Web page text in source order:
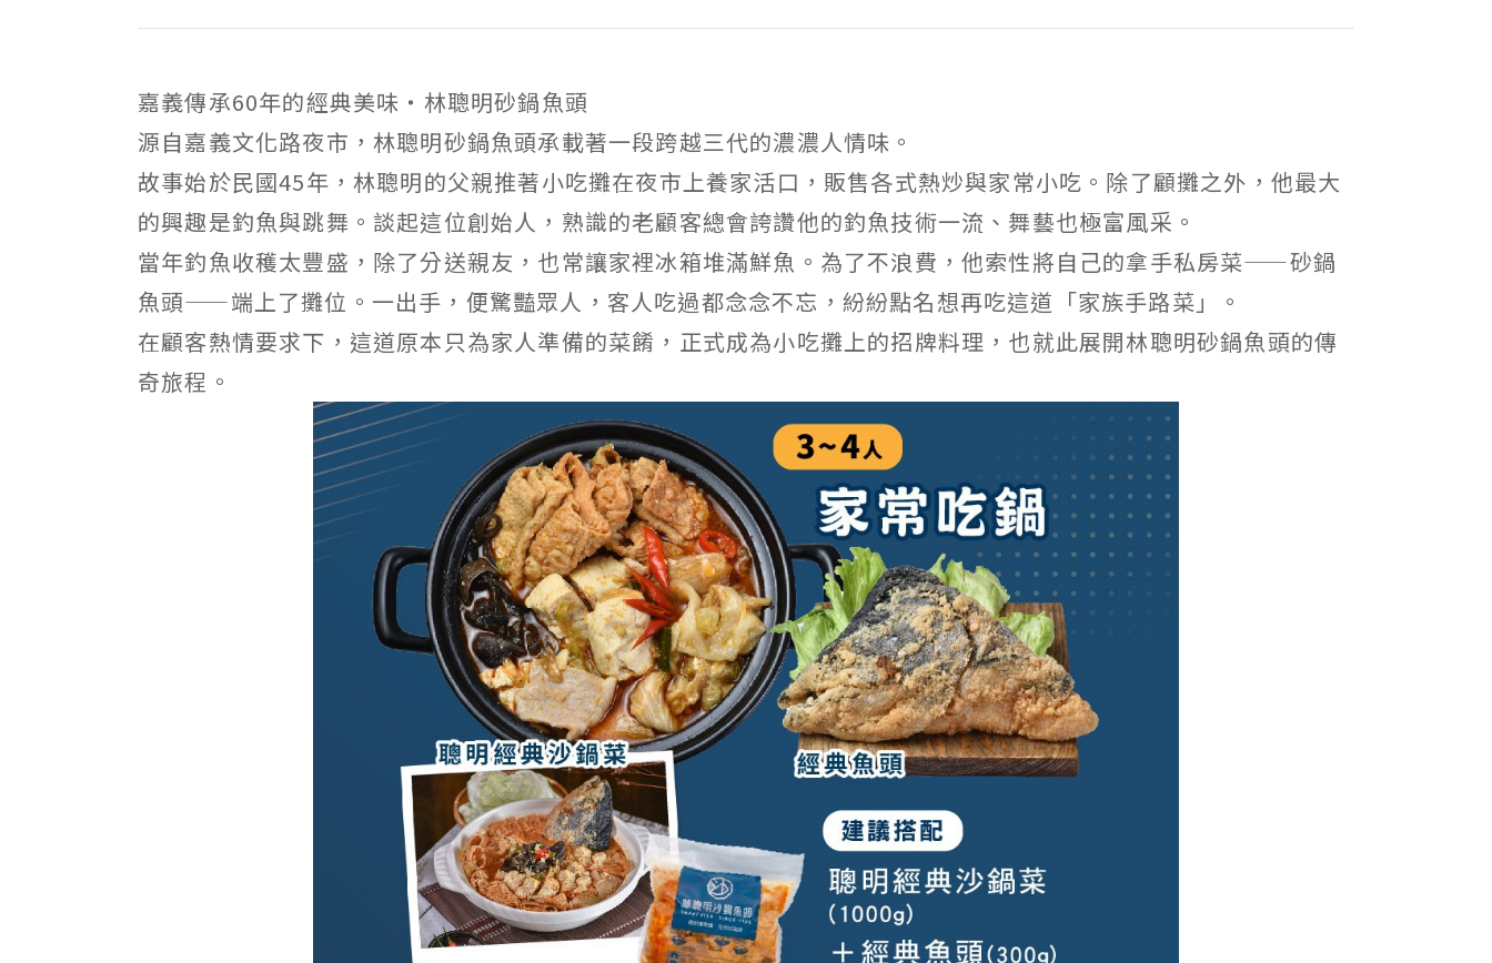
嘉義傳承60年的經典美味・林聰明砂鍋魚頭
源自嘉義文化路夜市，林聰明砂鍋魚頭承載著一段跨越三代的濃濃人情味。
故事始於民國45年，林聰明的父親推著小吃攤在夜市上養家活口，販售各式熱炒與家常小吃。除了顧攤之外，他最大
的興趣是釣魚與跳舞。談起這位創始人，熟識的老顧客總會誇讚他的釣魚技術一流、舞藝也極富風采。
當年釣魚收穫太豐盛，除了分送親友，也常讓家裡冰箱堆滿鮮魚。為了不浪費，他索性將自己的拿手私房菜——砂鍋
魚頭——端上了攤位。一出手，便驚豔眾人，客人吃過都念念不忘，紛紛點名想再吃這道「家族手路菜」。
在顧客熱情要求下，這道原本只為家人準備的菜餚，正式成為小吃攤上的招牌料理，也就此展開林聰明砂鍋魚頭的傳
奇旅程。